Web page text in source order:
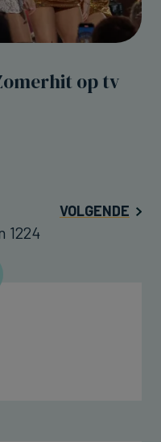
op tv
VOLGENDE
1224